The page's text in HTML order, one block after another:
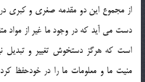
از مجموع اين دو مقدمه صغري و كبري در
دست مي آيد كه در وجود ما غير از مواد
است كه هرگز دستخوش تغيير و
منيت ما و معلومات ما را در خودحفظ